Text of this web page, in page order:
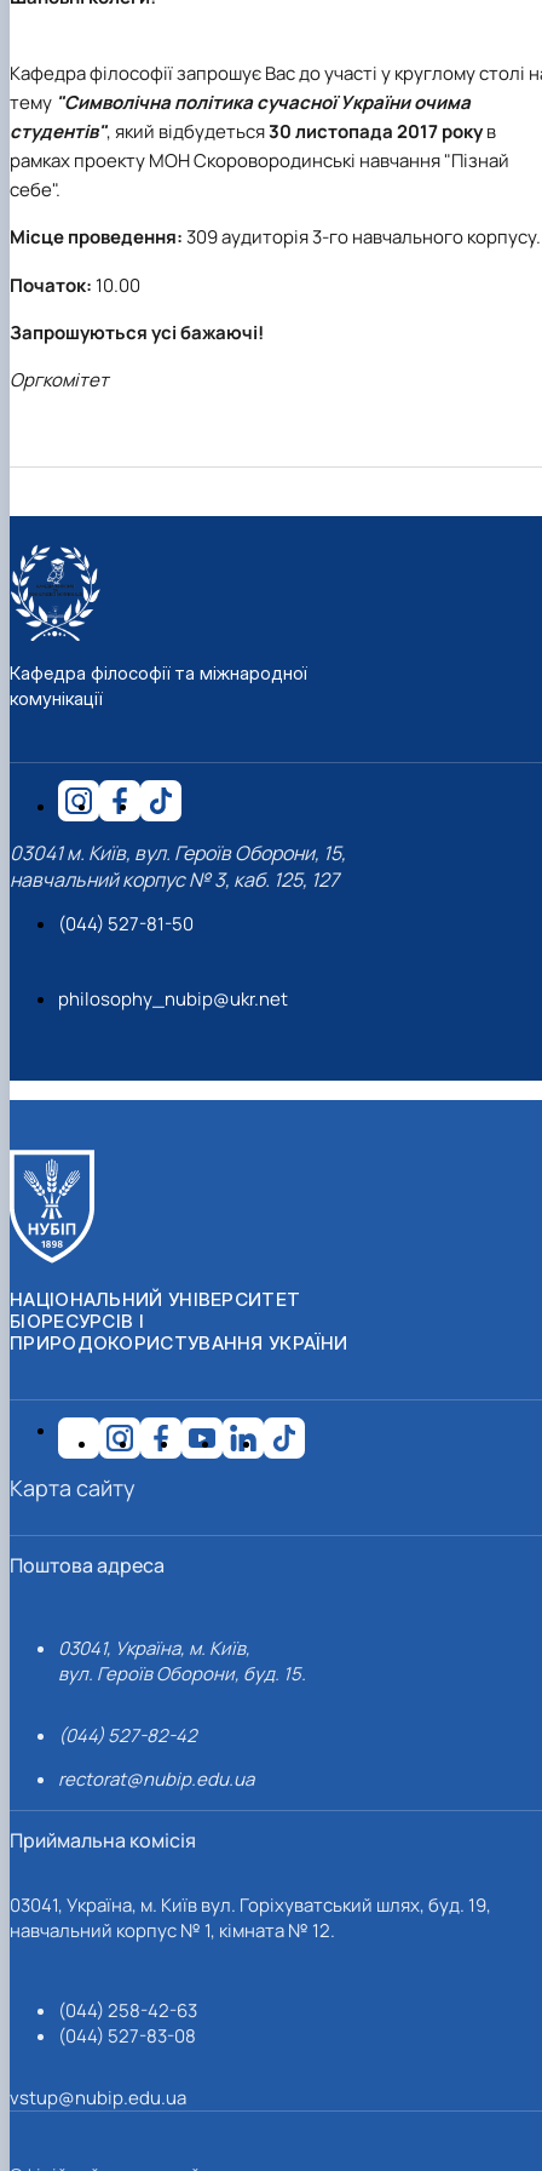
клуб»
міжособистісної та міжгрупової комунікаці…
Науковий гурток «Історія держави і права
України»
Кафедра філософії запрошує Вас до участі у круглому столі
тему "Символічна політика сучасної України очима
студентів", який відбудеться30 листопада 2017 рокув
рамках проекту МОН Скоровородинські навчання "Пізнай
себе".
Місце проведення: 309 аудиторія 3-го навчального корпусу.
Початок: 10.00
Запрошуються усі бажаючі!
Оргкомітет
Кафедра філософії та міжнародної
комунікації
03041 м. Київ, вул. Героїв Оборони, 15,
навчальний корпус № 3, каб. 125, 127
(044) 527-81-50
philosophy_nubip@ukr.net
НАЦІОНАЛЬНИЙ УНІВЕРСИТЕТ
БІОРЕСУРСІВ І
ПРИРОДОКОРИСТУВАННЯ УКРАЇНИ
Поштова адреса
03041, Україна, м. Київ,
вул. Героїв Оборони, буд. 15.
(044) 527-82-42
rectorat@nubip.edu.ua
Приймальна комісія
03041, Україна, м. Київ вул. Горіхуватський шлях, буд. 19,
навчальний корпус № 1, кімната № 12.
(044) 258-42-63
(044) 527-83-08
vstup@nubip.edu.ua
Карта сайту